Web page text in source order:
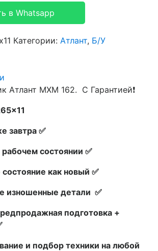
в Whatsapp
Категории: Атлант, Б/У
Атлант МХМ 162. С Гарантией❗
завтра ✅
состоянии ✅
как новый ✅
изношенные детали ✅
подготовка +
и подбор техники на любой